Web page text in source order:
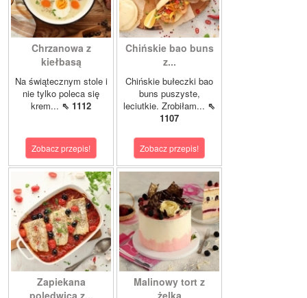
Chrzanowa z
kiełbasą
Na świątecznym stole i
nie tylko poleca się
krem... ⇖ 1112
Zobacz przepis!
Chińskie bao buns
z...
Chińskie bułeczki bao
buns puszyste,
leciutkie. Zrobiłam... ⇖
1107
Zobacz przepis!
Zapiekana
Malinowy tort z